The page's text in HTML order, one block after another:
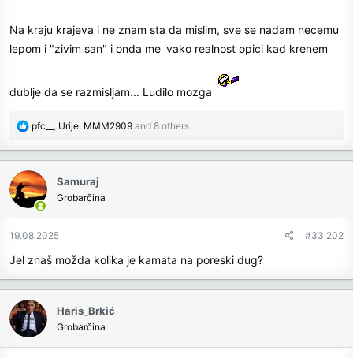
Na kraju krajeva i ne znam sta da mislim, sve se nadam necemu
lepom i "zivim san" i onda me 'vako realnost opici kad krenem
dublje da se razmisljam... Ludilo mozga
R
c
t
i
o
n
:
pfc__ , Urije, MMM2909 and 8 others
Samuraj
Grobarčina
19.08.2025 #33.202
Jel znaš možda kolika je kamata na poreski dug?
Haris_Brkić
Grobarčina